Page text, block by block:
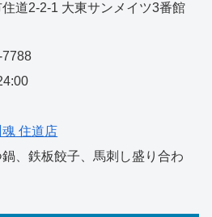
道2-2-1 大東サンメイツ3番館
7788
魂 住道店
、鉄板餃子、馬刺し盛り合わ